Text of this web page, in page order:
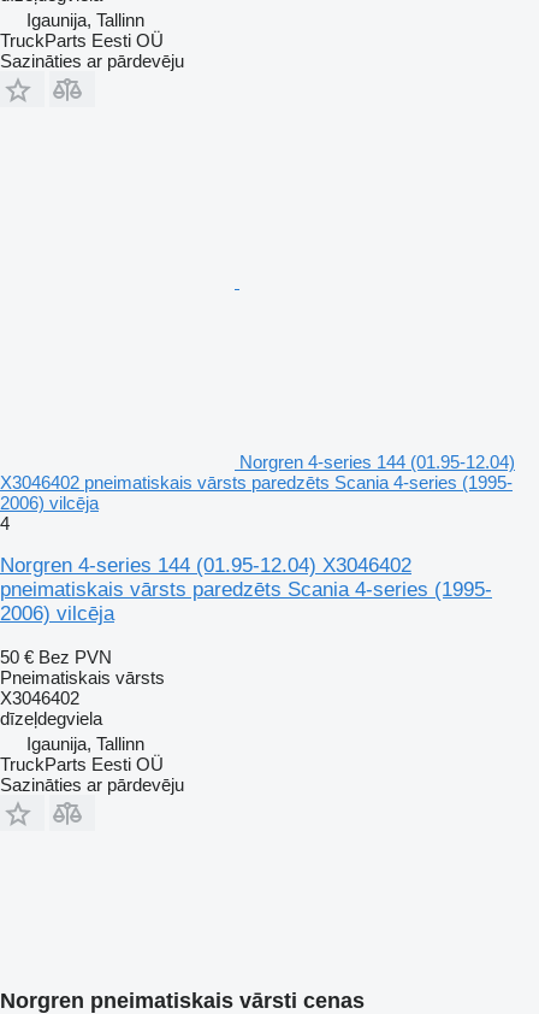
Igaunija, Tallinn
TruckParts Eesti OÜ
Sazināties ar pārdevēju
Norgren 4-series 144 (01.95-12.04)
X3046402 pneimatiskais vārsts paredzēts Scania 4-series (1995-
2006) vilcēja
4
Norgren 4-series 144 (01.95-12.04) X3046402
pneimatiskais vārsts paredzēts Scania 4-series (1995-
2006) vilcēja
50 € Bez PVN
Pneimatiskais vārsts
X3046402
dīzeļdegviela
Igaunija, Tallinn
TruckParts Eesti OÜ
Sazināties ar pārdevēju
Norgren pneimatiskais vārsti cenas